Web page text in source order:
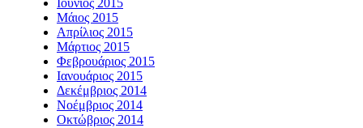
Ιούνιος 2015
Μάιος 2015
Απρίλιος 2015
Μάρτιος 2015
Φεβρουάριος 2015
Ιανουάριος 2015
Δεκέμβριος 2014
Νοέμβριος 2014
Οκτώβριος 2014